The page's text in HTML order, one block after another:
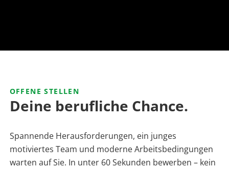
OFFENE STELLEN
Deine berufliche Chance.
Spannende Herausforderungen, ein junges
motiviertes Team und moderne Arbeitsbedingungen
warten auf Sie. In unter 60 Sekunden bewerben – kein